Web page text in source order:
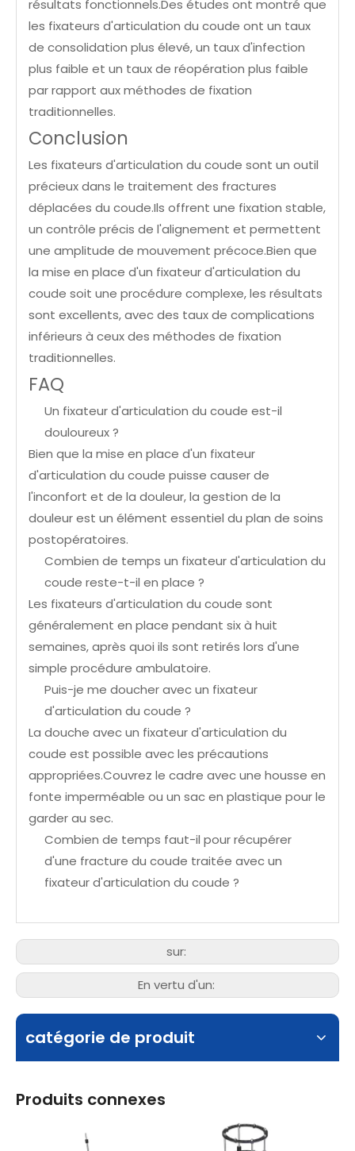
résultats fonctionnels.Des études ont montré que
les fixateurs d'articulation du coude ont un taux
de consolidation plus élevé, un taux d'infection
plus faible et un taux de réopération plus faible
par rapport aux méthodes de fixation
traditionnelles.
Conclusion
Les fixateurs d'articulation du coude sont un outil
précieux dans le traitement des fractures
déplacées du coude.Ils offrent une fixation stable,
un contrôle précis de l'alignement et permettent
une amplitude de mouvement précoce.Bien que
la mise en place d'un fixateur d'articulation du
coude soit une procédure complexe, les résultats
sont excellents, avec des taux de complications
inférieurs à ceux des méthodes de fixation
traditionnelles.
FAQ
Un fixateur d'articulation du coude est-il
douloureux ?
Bien que la mise en place d'un fixateur
d'articulation du coude puisse causer de
l'inconfort et de la douleur, la gestion de la
douleur est un élément essentiel du plan de soins
postopératoires.
Combien de temps un fixateur d'articulation du
coude reste-t-il en place ?
Les fixateurs d'articulation du coude sont
généralement en place pendant six à huit
semaines, après quoi ils sont retirés lors d'une
simple procédure ambulatoire.
Puis-je me doucher avec un fixateur
d'articulation du coude ?
La douche avec un fixateur d'articulation du
coude est possible avec les précautions
appropriées.Couvrez le cadre avec une housse en
fonte imperméable ou un sac en plastique pour le
garder au sec.
Combien de temps faut-il pour récupérer
d'une fracture du coude traitée avec un
fixateur d'articulation du coude ?
sur:
En vertu d'un:
catégorie de produit
Produits connexes